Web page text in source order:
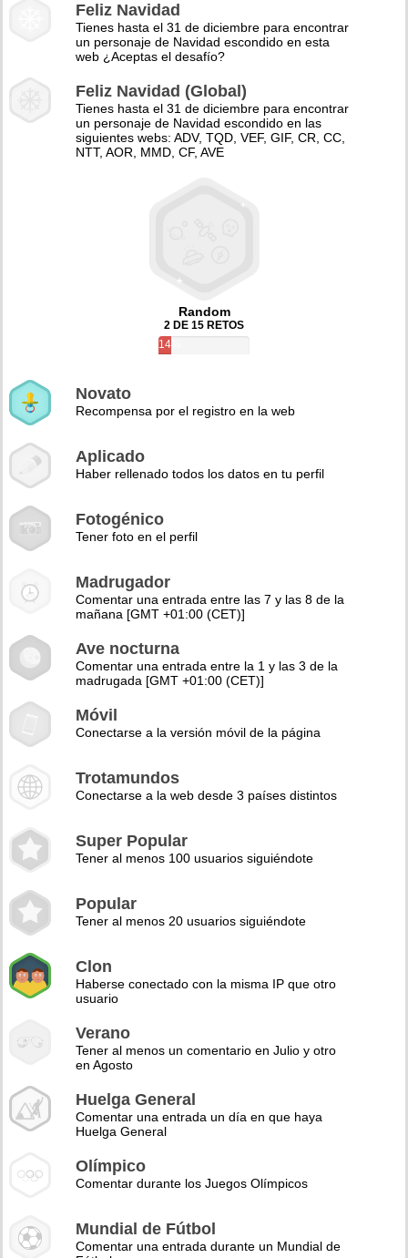
Feliz Navidad
Tienes hasta el 31 de diciembre para encontrar
un personaje de Navidad escondido en esta
web ¿Aceptas el desafío?
Feliz Navidad (Global)
Tienes hasta el 31 de diciembre para encontrar
un personaje de Navidad escondido en las
siguientes webs: ADV, TQD, VEF, GIF, CR, CC,
NTT, AOR, MMD, CF, AVE
Random
2 DE 15 RETOS
14%
Novato
Recompensa por el registro en la web
Aplicado
Haber rellenado todos los datos en tu perfil
Fotogénico
Tener foto en el perfil
Madrugador
Comentar una entrada entre las 7 y las 8 de la
mañana [GMT +01:00 (CET)]
Ave nocturna
Comentar una entrada entre la 1 y las 3 de la
madrugada [GMT +01:00 (CET)]
Móvil
Conectarse a la versión móvil de la página
Trotamundos
Conectarse a la web desde 3 países distintos
Super Popular
Tener al menos 100 usuarios siguiéndote
Popular
Tener al menos 20 usuarios siguiéndote
Clon
Haberse conectado con la misma IP que otro
usuario
Verano
Tener al menos un comentario en Julio y otro
en Agosto
Huelga General
Comentar una entrada un día en que haya
Huelga General
Olímpico
Comentar durante los Juegos Olímpicos
Mundial de Fútbol
Comentar una entrada durante un Mundial de